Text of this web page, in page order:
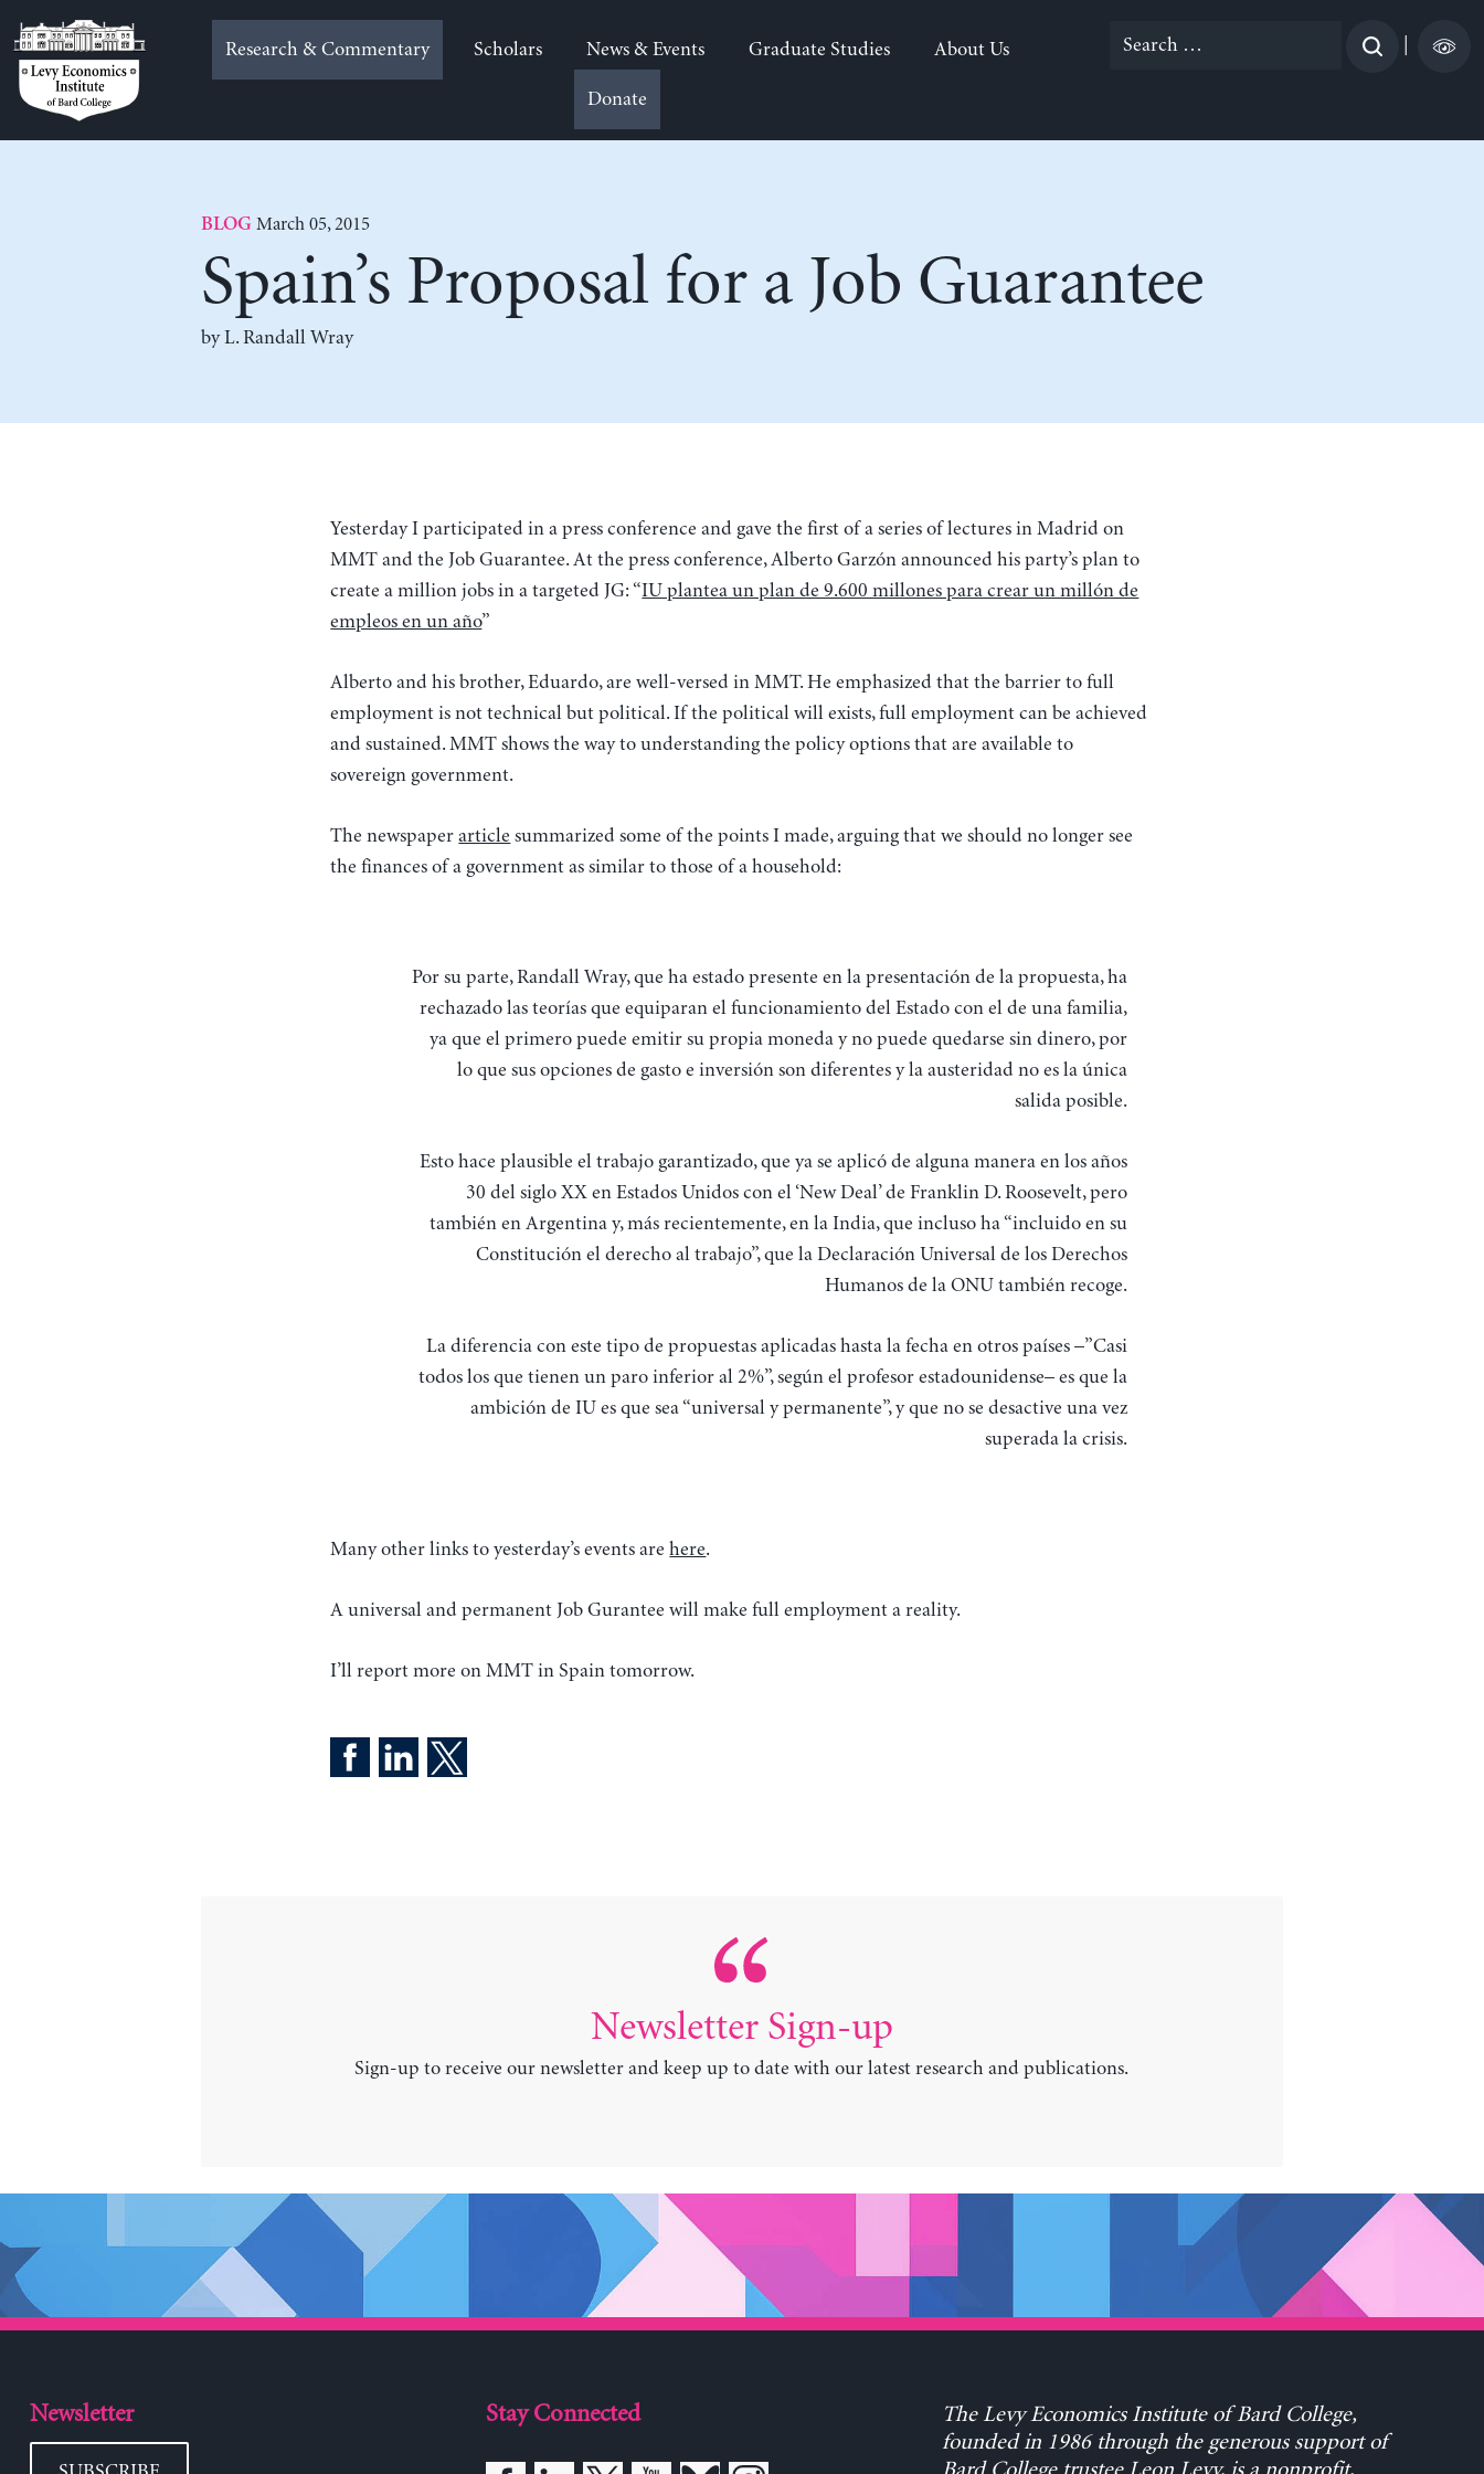
to
content
Research & Commentary Scholars News & Events Graduate Studies About Us
Donate
Search
BLOG March 05, 2015
Spain’s Proposal for a Job Guarantee
by L. Randall Wray
Yesterday I participated in a press conference and gave the first of a series of lectures in Madrid on
MMT and the Job Guarantee. At the press conference, Alberto Garzón announced his party’s plan to
create a million jobs in a targeted JG: “IU plantea un plan de 9.600 millones para crear un millón de
empleos en un año”
Alberto and his brother, Eduardo, are well-versed in MMT. He emphasized that the barrier to full
employment is not technical but political. If the political will exists, full employment can be achieved
and sustained. MMT shows the way to understanding the policy options that are available to
sovereign government.
The newspaperarticle summarized some of the points I made, arguing that we should no longer see
the finances of a government as similar to those of a household:
Por su parte, Randall Wray, que ha estado presente en la presentación de la propuesta, ha
rechazado las teorías que equiparan el funcionamiento del Estado con el de una familia,
ya que el primero puede emitir su propia moneda y no puede quedarse sin dinero, por
lo que sus opciones de gasto e inversión son diferentes y la austeridad no es la única
salida posible.
Esto hace plausible el trabajo garantizado, que ya se aplicó de alguna manera en los años
30 del siglo XX en Estados Unidos con el ‘New Deal’ de Franklin D. Roosevelt, pero
también en Argentina y, más recientemente, en la India, que incluso ha “incluido en su
Constitución el derecho al trabajo”, que la Declaración Universal de los Derechos
Humanos de la ONU también recoge.
La diferencia con este tipo de propuestas aplicadas hasta la fecha en otros países –”Casi
todos los que tienen un paro inferior al 2%”, según el profesor estadounidense– es que la
ambición de IU es que sea “universal y permanente”, y que no se desactive una vez
superada la crisis.
Many other links to yesterday’s events arehere.
A universal and permanent Job Gurantee will make full employment a reality.
I’ll report more on MMT in Spain tomorrow.
Newsletter Sign-up
Sign-up to receive our newsletter and keep up to date with our latest research and publications.
Newsletter Stay Connected
The Levy Economics Institute of Bard College,
founded in 1986 through the generous support of